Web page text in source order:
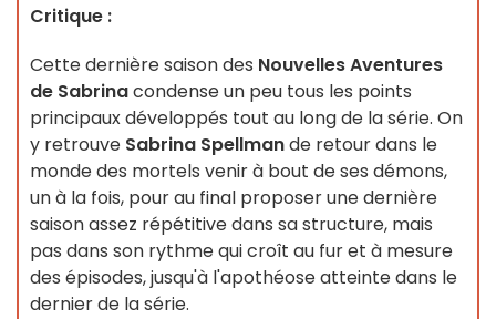
Critique :
Cette dernière saison des Nouvelles Aventures
de Sabrinacondense un peu tous les points
principaux développés tout au long de la série. On
y retrouve Sabrina Spellmande retour dans le
monde des mortels venir à bout de ses démons,
un à la fois, pour au final proposer une dernière
saison assez répétitive dans sa structure, mais
pas dans son rythme qui croît au fur et à mesure
des épisodes, jusqu'à l'apothéose atteinte dans le
dernier de la série.